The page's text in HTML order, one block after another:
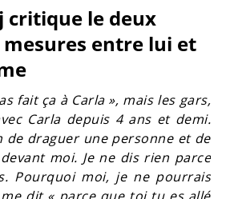
critique le deux
entre lui et
fait ça à Carla », mais les gars,
Carla depuis 4 ans et demi.
de draguer une personne et de
moi. Je ne dis rien parce
Pourquoi moi, je ne pourrais
dit « parce que toi tu es allé